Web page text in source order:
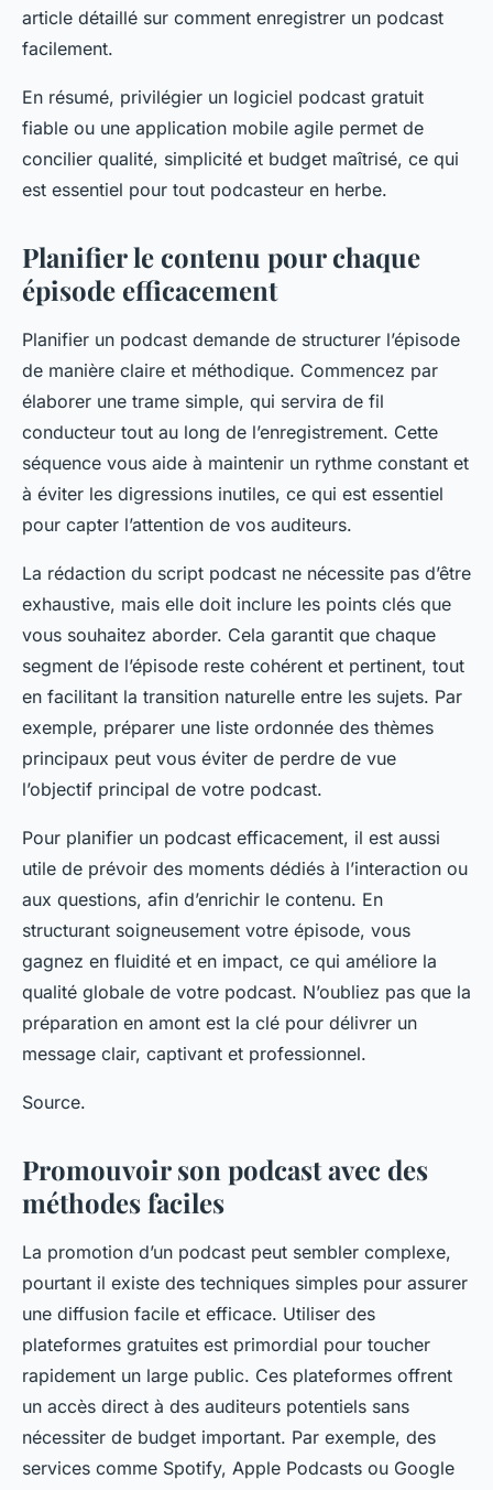
article détaillé sur comment enregistrer un podcast
facilement.
En résumé, privilégier un logiciel podcast gratuit
fiable ou une application mobile agile permet de
concilier qualité, simplicité et budget maîtrisé, ce qui
est essentiel pour tout podcasteur en herbe.
Planifier le contenu pour chaque
épisode efficacement
Planifier un podcast demande de structurer l’épisode
de manière claire et méthodique. Commencez par
élaborer une trame simple, qui servira de fil
conducteur tout au long de l’enregistrement. Cette
séquence vous aide à maintenir un rythme constant et
à éviter les digressions inutiles, ce qui est essentiel
pour capter l’attention de vos auditeurs.
La rédaction du script podcast ne nécessite pas d’être
exhaustive, mais elle doit inclure les points clés que
vous souhaitez aborder. Cela garantit que chaque
segment de l’épisode reste cohérent et pertinent, tout
en facilitant la transition naturelle entre les sujets. Par
exemple, préparer une liste ordonnée des thèmes
principaux peut vous éviter de perdre de vue
l’objectif principal de votre podcast.
Pour planifier un podcast efficacement, il est aussi
utile de prévoir des moments dédiés à l’interaction ou
aux questions, afin d’enrichir le contenu. En
structurant soigneusement votre épisode, vous
gagnez en fluidité et en impact, ce qui améliore la
qualité globale de votre podcast. N’oubliez pas que la
préparation en amont est la clé pour délivrer un
message clair, captivant et professionnel.
Source.
Promouvoir son podcast avec des
méthodes faciles
La promotion d’un podcast peut sembler complexe,
pourtant il existe des techniques simples pour assurer
une diffusion facile et efficace. Utiliser des
plateformes gratuites est primordial pour toucher
rapidement un large public. Ces plateformes offrent
un accès direct à des auditeurs potentiels sans
nécessiter de budget important. Par exemple, des
services comme Spotify, Apple Podcasts ou Google